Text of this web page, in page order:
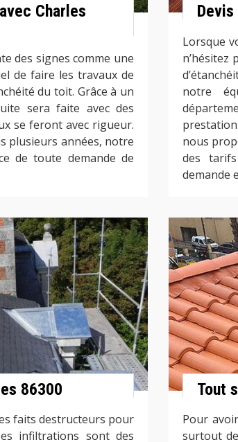
Charles
des signes comme une
de faire les travaux de
du toit. Grâce à un
sera faite avec des
se feront avec rigueur.
plusieurs années, notre
de toute demande de
Lorsque
notre
nous
des
demande
86300
faits destructeurs pour
infiltrations sont des
Tout
Pour
surtout